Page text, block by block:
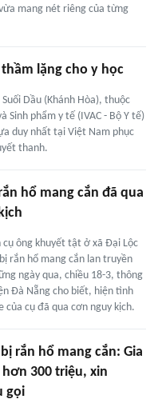
mang nét riêng của từng
lặng cho y học
Dầu (Khánh Hòa), thuộc
Sinh phẩm y tế (IVAC - Bộ Y tế)
duy nhất tại Việt Nam phục
thanh.
hổ mang cắn đã qua
cụ ông khuyết tật ở xã Đại Lộc
rắn hổ mang cắn lan truyền
ngày qua, chiều 18-3, thông
Đà Nẵng cho biết, hiện tình
của cụ đã qua cơn nguy kịch.
rắn hổ mang cắn: Gia
300 triệu, xin
gọi